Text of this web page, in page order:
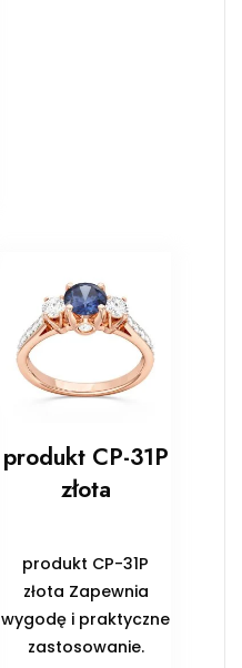
produkt CP-31P
złota
produkt CP-31P
złota Zapewnia
wygodę i praktyczne
zastosowanie.